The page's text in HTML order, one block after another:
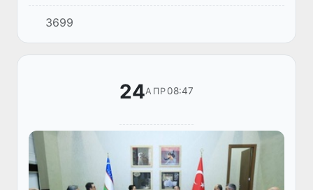
сообщил министр здравоохранения Турции
Кемаль Мемишоглу на брифинге в
оперативном штабе департамента ч...
3699
24АПР08:47